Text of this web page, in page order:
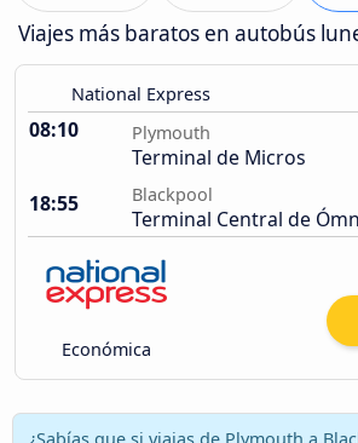
Viajes más baratos en autobús
National Express
08:10 Plymouth
Terminal de Micros
18:55
Blackpool
Terminal Central de
Económica
¿Sabías que si viajas de Plymouth a